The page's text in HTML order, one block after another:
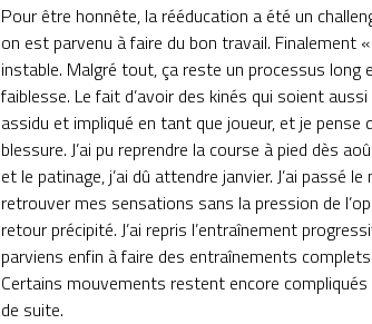
Pour être honnête, la rééducation a été un
on est parvenu à faire du bon travail. Finalement
instable. Malgré tout, ça reste un processus
faiblesse. Le fait d’avoir des kinés qui soient
assidu et impliqué en tant que joueur, et je
blessure. J’ai pu reprendre la course à pied dès
et le patinage, j’ai dû attendre janvier. J’ai passé
retrouver mes sensations sans la pression de
retour précipité. J’ai repris l’entraînement
parviens enfin à faire des entraînements
Certains mouvements restent encore
de suite.